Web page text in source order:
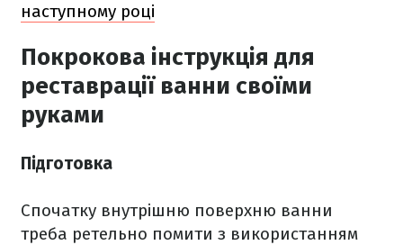
наступному році
Покрокова інструкція для
реставрації ванни своїми
руками
Підготовка
Спочатку внутрішню поверхню ванни
треба ретельно помити з використанням